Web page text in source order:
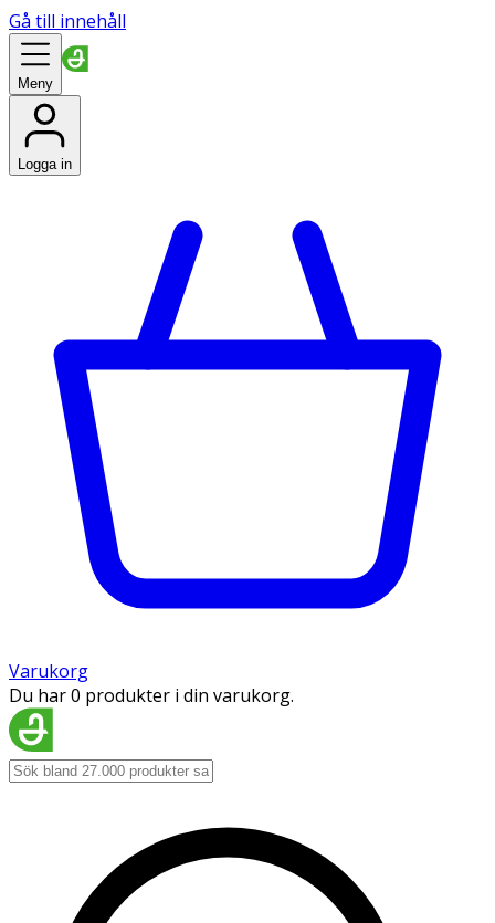
Gå till innehåll
Meny
Logga in
Varukorg
Du har 0 produkter i din varukorg.